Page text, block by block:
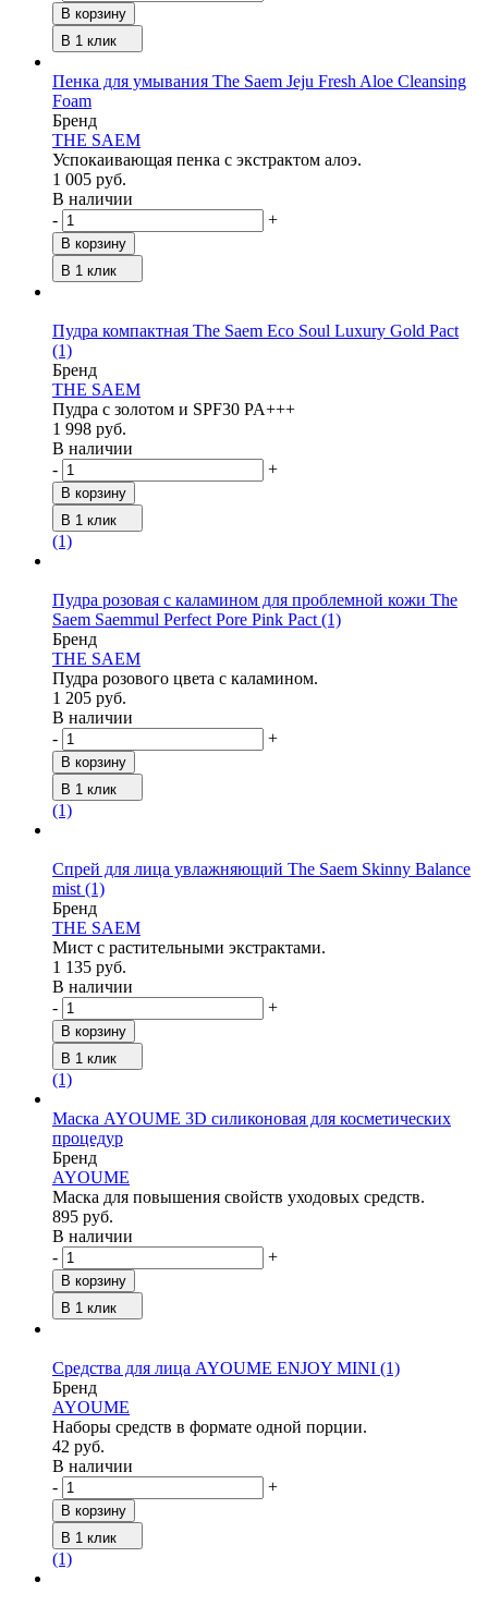
В корзину
В 1 клик
Пенка для умывания The Saem Jeju Fresh Aloe Cleansing
Foam
Бренд
THE SAEM
Успокаивающая пенка с экстрактом алоэ.
1 005 руб.
В наличии
-
+
В корзину
В 1 клик
Пудра компактная The Saem Eco Soul Luxury Gold Pact
(1)
Бренд
THE SAEM
Пудра с золотом и SPF30 PA+++
1 998 руб.
В наличии
-
+
В корзину
В 1 клик
(1)
Пудра розовая с каламином для проблемной кожи The
Saem Saemmul Perfect Pore Pink Pact (1)
Бренд
THE SAEM
Пудра розового цвета с каламином.
1 205 руб.
В наличии
-
+
В корзину
В 1 клик
(1)
Спрей для лица увлажняющий The Saem Skinny Balance
mist (1)
Бренд
THE SAEM
Мист с растительными экстрактами.
1 135 руб.
В наличии
-
+
В корзину
В 1 клик
(1)
Маска AYOUME 3D силиконовая для косметических
процедур
Бренд
AYOUME
Маска для повышения свойств уходовых средств.
895 руб.
В наличии
-
+
В корзину
В 1 клик
Средства для лица AYOUME ENJOY MINI (1)
Бренд
AYOUME
Наборы средств в формате одной порции.
42 руб.
В наличии
-
+
В корзину
В 1 клик
(1)